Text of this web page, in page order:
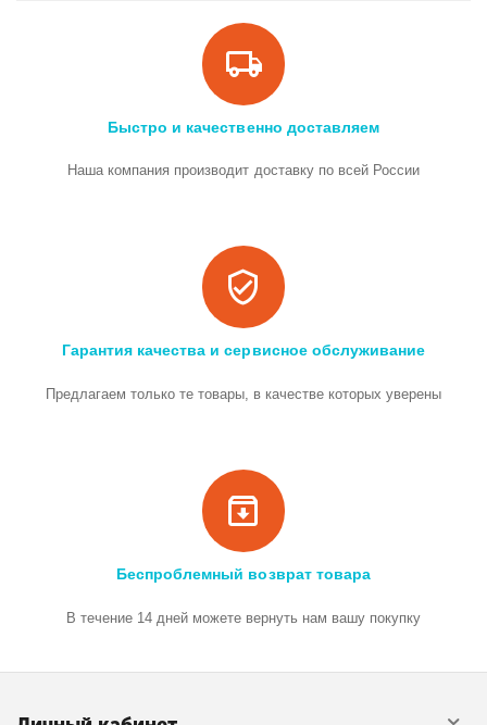
Быстро и качественно доставляем
Наша компания производит доставку по всей России
Гарантия качества и сервисное обслуживание
Предлагаем только те товары, в качестве которых уверены
Беспроблемный возврат товара
В течение 14 дней можете вернуть нам вашу покупку